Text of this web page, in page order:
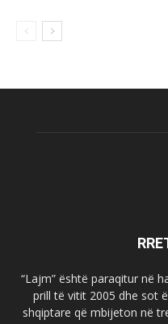
“Lajm” është paraqitur në
prill të vitit 2005 dhe sot
shqiptare që mbijeton në